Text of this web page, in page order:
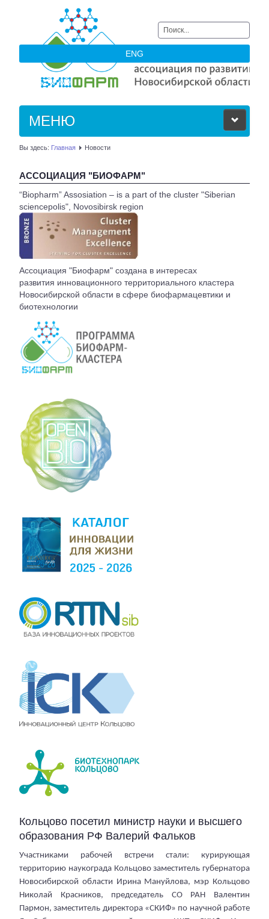
Искать...
ENG
МЕНЮ
ОБ АССОЦИАЦИИ
ЧЛЕНЫ АССОЦИАЦИИ
НОВОСТИ
АКТУАЛЬНОЕ
ВСТУПЛЕНИЕ
КОНТАКТЫ
БЮРО АССОЦИАЦИИ
Вы здесь: Главная Новости
АССОЦИАЦИЯ "БИОФАРМ"
“Biopharm” Assosiation – is a part of the cluster "Siberian
sciencepolis", Novosibirsk region
Ассоциация "Биофарм" создана в интересах
развития инновационного территориального кластера
Новосибирской области в сфере биофармацевтики и
биотехнологии
Кольцово посетил министр науки и высшего
образования РФ Валерий Фальков
Участниками рабочей встречи стали: курирующая
территорию наукограда Кольцово заместитель губернатора
Новосибирской области Ирина Мануйлова, мэр Кольцово
Николай Красников, председатель СО РАН Валентин
Пармон, заместитель директора «СКИФ» по научной работе